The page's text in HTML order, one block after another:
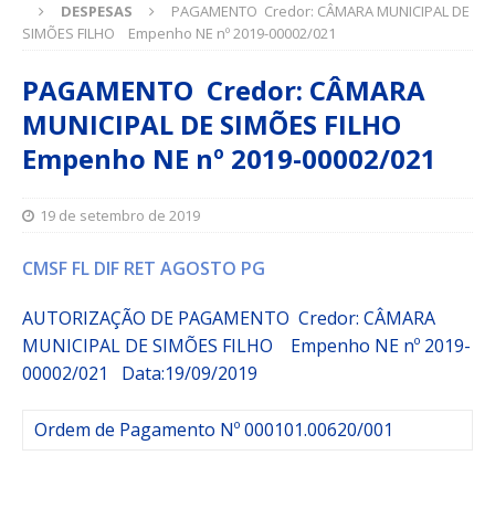
DESPESAS
PAGAMENTO Credor: CÂMARA MUNICIPAL DE
SIMÕES FILHO Empenho NE nº 2019-00002/021
PAGAMENTO Credor: CÂMARA
MUNICIPAL DE SIMÕES FILHO
Empenho NE nº 2019-00002/021
19 de setembro de 2019
CMSF FL DIF RET AGOSTO PG
AUTORIZAÇÃO DE PAGAMENTO Credor: CÂMARA
MUNICIPAL DE SIMÕES FILHO Empenho NE nº 2019-
00002/021
Data:19/09/2019
Ordem de Pagamento Nº 000101.00620/001